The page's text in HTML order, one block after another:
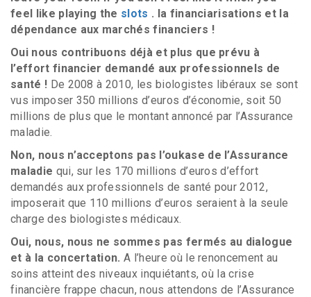
feel like playing the slots . la financiarisations et la
dépendance aux marchés financiers !
Oui nous contribuons déjà et plus que prévu à
l’effort financier demandé aux professionnels de
santé ! De 2008 à 2010, les biologistes libéraux se sont
vus imposer 350 millions d’euros d’économie, soit 50
millions de plus que le montant annoncé par l’Assurance
maladie.
Non, nous n’acceptons pas l’oukase de l’Assurance
maladie qui, sur les 170 millions d’euros d’effort
demandés aux professionnels de santé pour 2012,
imposerait que 110 millions d’euros seraient à la seule
charge des biologistes médicaux.
Oui, nous, nous ne sommes pas fermés au dialogue
et à la concertation. A l’heure où le renoncement au
soins atteint des niveaux inquiétants, où la crise
financière frappe chacun, nous attendons de l’Assurance